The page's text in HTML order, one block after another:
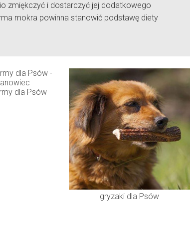
zmiękczyć i dostarczyć jej dodatkowego
mokra powinna stanowić podstawę diety
dla Psów
gryzaki dla Psów